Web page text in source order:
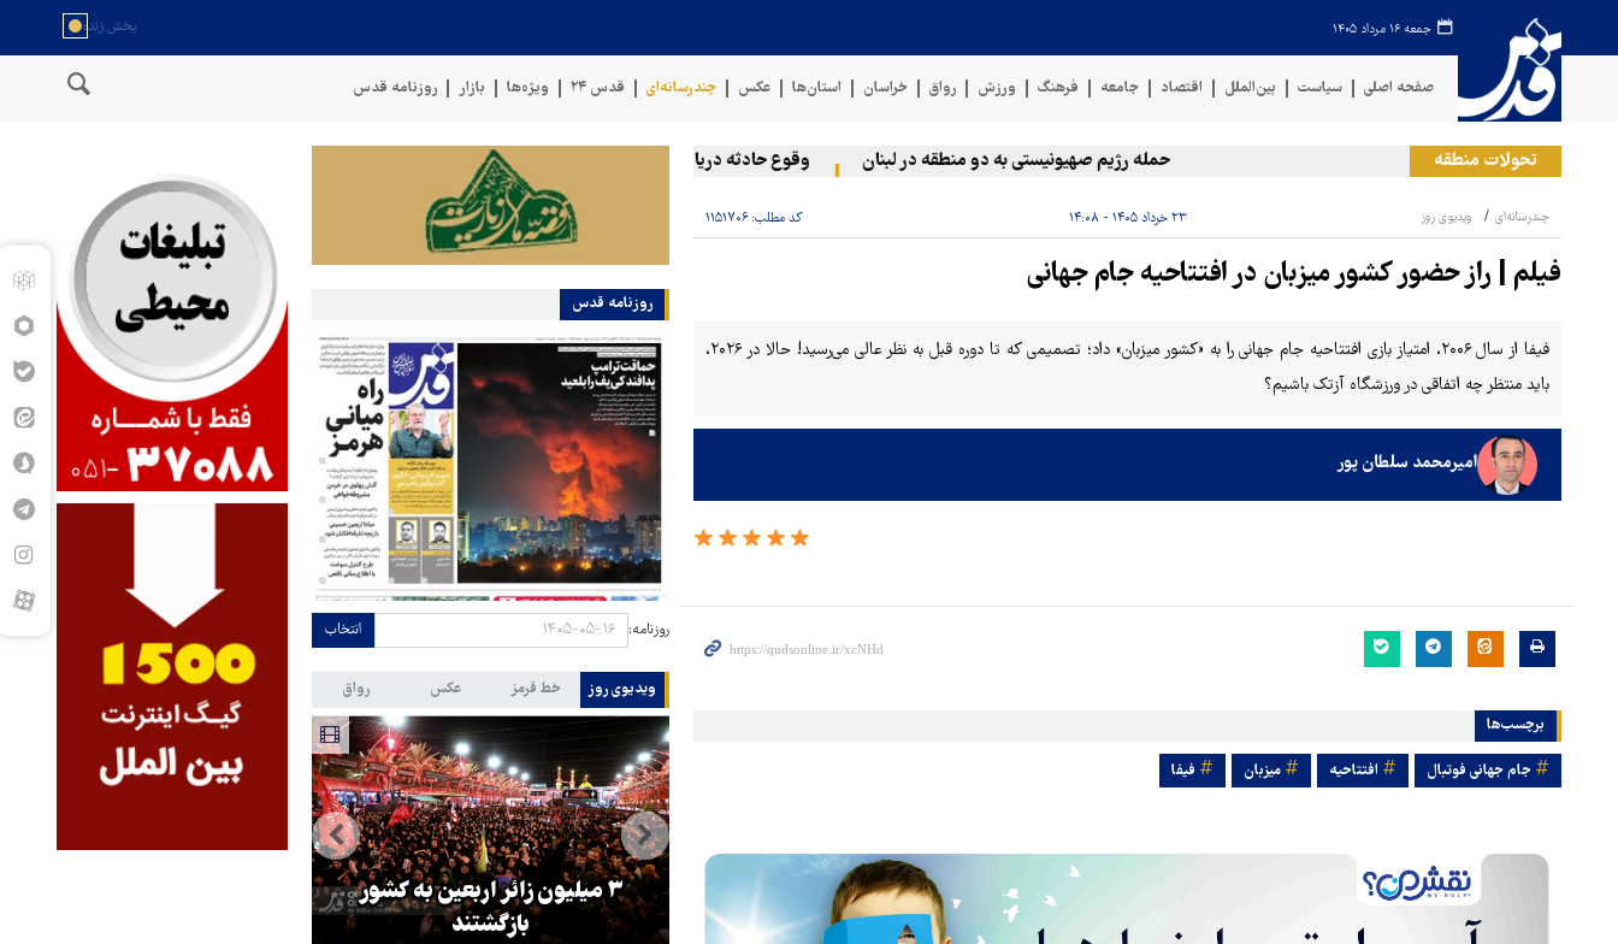
جمعه ۱۶ مرداد ۱۴۰۵
صفحه اصلی سیاست بین‌الملل اقتصاد جامعه فرهنگ ورزش رواق خراسان استان‌ها عکس چندرسانه‌ای قدس ۲۴ ویژه‌ها بازار روزنامه قدس
تحولات منطقه حمله رژیم صهیونیستی به دو منطقه در لبنان وقوع حادثه دریایی در سواحل عمان سخنگوی نیروهای مسلح یمن: کشتی نفتی عربستان را با موشک بالستیک
چندرسانه‌ای ویدیوی روز ۲۳ خرداد ۱۴۰۵ - ۱۴:۰۸ کد مطلب: ۱۱۵۱۷۰۶
فیلم | راز حضور کشور میزبان در افتتاحیه جام جهانی
فیفا از سال ۲۰۰۶، امتیاز بازی افتتاحیه جام جهانی را به «کشور میزبان» داد؛ تصمیمی که تا دوره قبل به نظر عالی می‌رسید! حالا در ۲۰۲۶،
باید منتظر چه اتفاقی در ورزشگاه آزتک باشیم؟
امیرمحمد سلطان پور
برچسب‌ها
جام جهانی فوتبال افتتاحیه میزبان فیفا
روزنامه قدس
روزنامه: انتخاب
ویدیوی روز خط قرمز عکس رواق
در منطقه درمانده کرد
ترامپ نماد فساد، اقتدارگرایی و
جنگ‌طلبی است!
۳ میلیون زائر اربعین به کشور
بازگشتند